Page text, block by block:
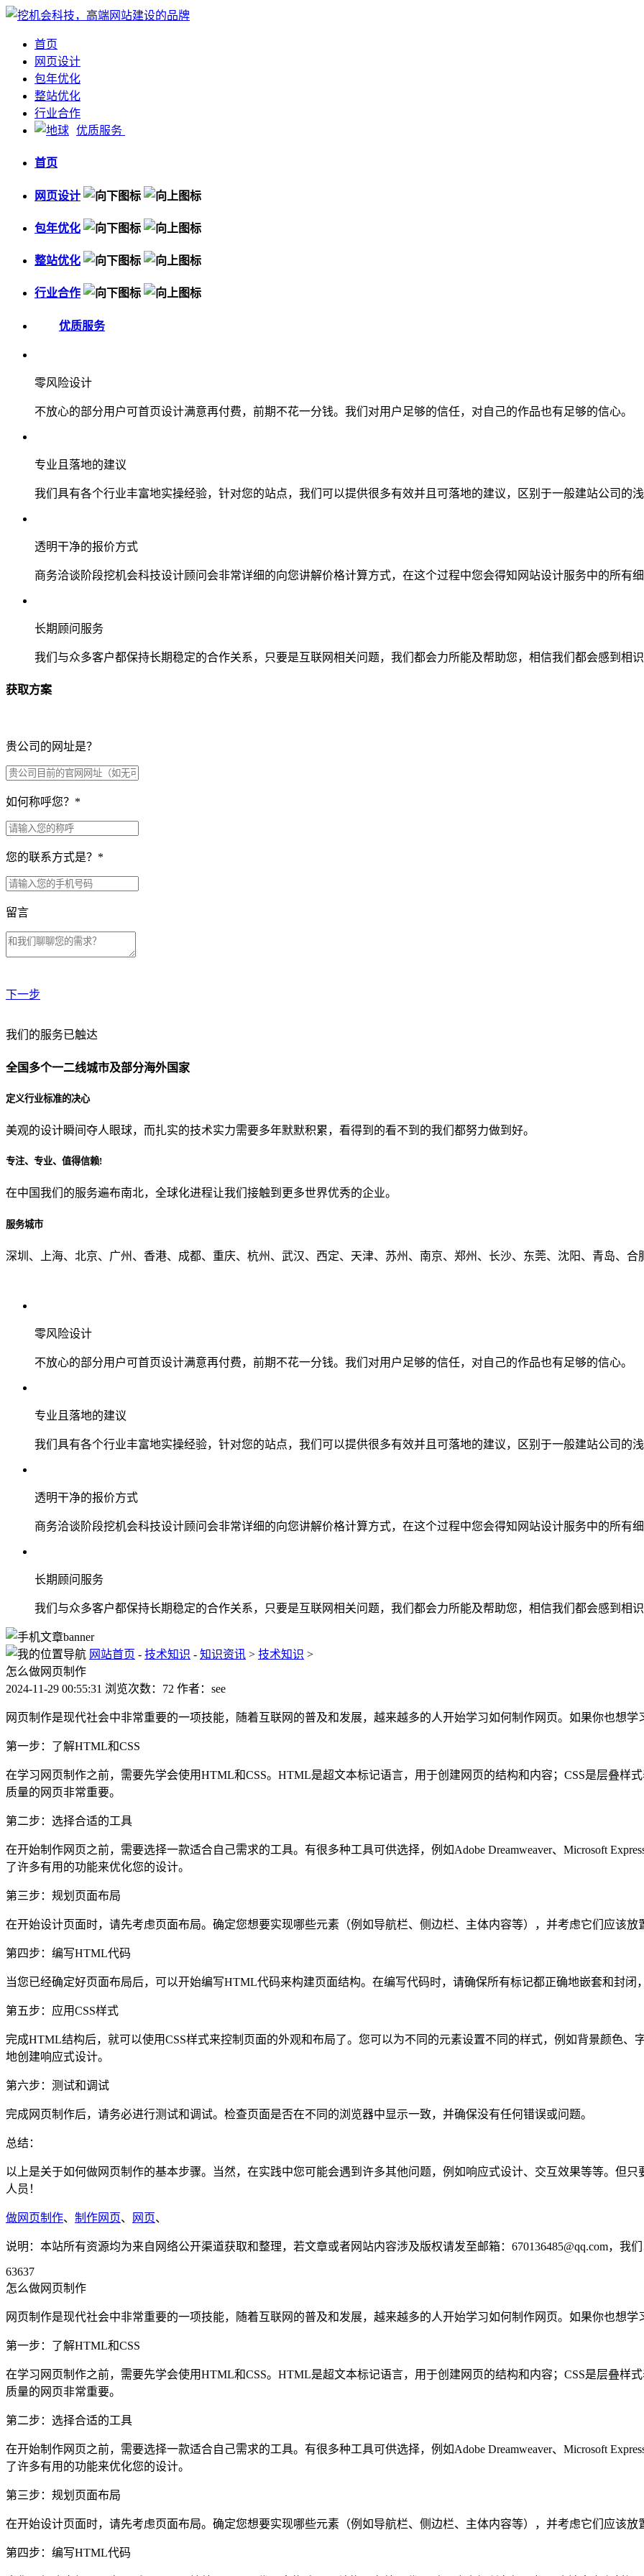
首页
网页设计
包年优化
整站优化
行业合作
优质服务
首页
网页设计
包年优化
整站优化
行业合作
优质服务
零风险设计
不放心的部分用户可首页设计满意再付费，前期不花一分钱。我们对用户足够的信任，对自己的作品也有足够的信心。
专业且落地的建议
我们具有各个行业丰富地实操经验，针对您的站点，我们可以提供很多有效并且可落地的建议，区别于一般建站公司的
透明干净的报价方式
商务洽谈阶段挖机会科技设计顾问会非常详细的向您讲解价格计算方式，在这个过程中您会得知网站设计服务中的所有
长期顾问服务
我们与众多客户都保持长期稳定的合作关系，只要是互联网相关问题，我们都会力所能及帮助您，相信我们都会感到相
获取方案
贵公司的网址是？
如何称呼您？ *
您的联系方式是？ *
留言
下一步
贵公司预算范围是？
贵公司的团队规模是？
从哪里了解到我们？
我们的服务已触达
全国多个一二线城市及部分海外国家
定义行业标准的决心
美观的设计瞬间夺人眼球，而扎实的技术实力需要多年默默积累，看得到的看不到的我们都努力做到好。
专注、专业、值得信赖!
在中国我们的服务遍布南北，全球化进程让我们接触到更多世界优秀的企业。
服务城市
深圳、上海、北京、广州、香港、成都、重庆、杭州、武汉、西定、天津、苏州、南京、郑州、长沙、东莞、沈阳、青岛、合
零风险设计
不放心的部分用户可首页设计满意再付费，前期不花一分钱。我们对用户足够的信任，对自己的作品也有足够的信心。
专业且落地的建议
我们具有各个行业丰富地实操经验，针对您的站点，我们可以提供很多有效并且可落地的建议，区别于一般建站公司的
透明干净的报价方式
商务洽谈阶段挖机会科技设计顾问会非常详细的向您讲解价格计算方式，在这个过程中您会得知网站设计服务中的所有
长期顾问服务
我们与众多客户都保持长期稳定的合作关系，只要是互联网相关问题，我们都会力所能及帮助您，相信我们都会感到相
网站首页 - 技术知识 - 知识资讯 > 技术知识 >
怎么做网页制作
2024-11-29 00:55:31 浏览次数：72 作者：see
网页制作是现代社会中非常重要的一项技能，随着互联网的普及和发展，越来越多的人开始学习如何制作网页。如果你也想
第一步：了解HTML和CSS
在学习网页制作之前，需要先学会使用HTML和CSS。HTML是超文本标记语言，用于创建网页的结构和内容；CSS是层叠样
质量的网页非常重要。
第二步：选择合适的工具
在开始制作网页之前，需要选择一款适合自己需求的工具。有很多种工具可供选择，例如Adobe Dreamweaver、Microsoft
了许多有用的功能来优化您的设计。
第三步：规划页面布局
在开始设计页面时，请先考虑页面布局。确定您想要实现哪些元素（例如导航栏、侧边栏、主体内容等），并考虑它们应该
第四步：编写HTML代码
当您已经确定好页面布局后，可以开始编写HTML代码来构建页面结构。在编写代码时，请确保所有标记都正确地嵌套和封
第五步：应用CSS样式
完成HTML结构后，就可以使用CSS样式来控制页面的外观和布局了。您可以为不同的元素设置不同的样式，例如背景颜色、
地创建响应式设计。
第六步：测试和调试
完成网页制作后，请务必进行测试和调试。检查页面是否在不同的浏览器中显示一致，并确保没有任何错误或问题。
总结：
以上是关于如何做网页制作的基本步骤。当然，在实践中您可能会遇到许多其他问题，例如响应式设计、交互效果等等。但
人员！
做网页制作、 制作网页、 网页、
说明：本站所有资源均为来自网络公开渠道获取和整理，若文章或者网站内容涉及版权请发至邮箱：670136485@qq.com，我
63637
怎么做网页制作
网页制作是现代社会中非常重要的一项技能，随着互联网的普及和发展，越来越多的人开始学习如何制作网页。如果你也想
第一步：了解HTML和CSS
在学习网页制作之前，需要先学会使用HTML和CSS。HTML是超文本标记语言，用于创建网页的结构和内容；CSS是层叠样
质量的网页非常重要。
第二步：选择合适的工具
在开始制作网页之前，需要选择一款适合自己需求的工具。有很多种工具可供选择，例如Adobe Dreamweaver、Microsoft
了许多有用的功能来优化您的设计。
第三步：规划页面布局
在开始设计页面时，请先考虑页面布局。确定您想要实现哪些元素（例如导航栏、侧边栏、主体内容等），并考虑它们应该
第四步：编写HTML代码